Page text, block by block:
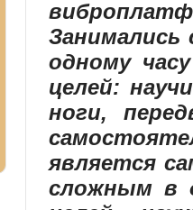
Занимались
одному
целей:
ноги,
является
сложным в